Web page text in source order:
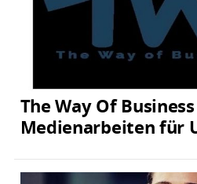
The Way Of Business
Medienarbeiten für